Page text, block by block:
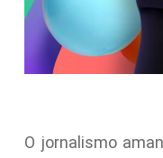
O jornalismo